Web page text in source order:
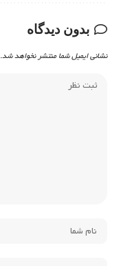
بدون دیدگاه
نشانی ایمیل شما منتشر نخواهد شد.